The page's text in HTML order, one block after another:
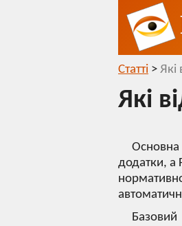
Статті > Які
Які
Основна
додатки, а